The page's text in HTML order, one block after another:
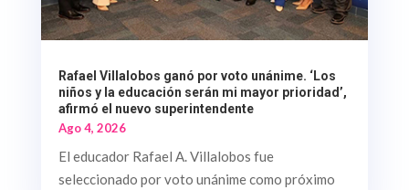
Rafael Villalobos ganó por voto unánime. ‘Los
niños y la educación serán mi mayor prioridad’,
afirmó el nuevo superintendente
Ago 4, 2026
El educador Rafael A. Villalobos fue
seleccionado por voto unánime como próximo